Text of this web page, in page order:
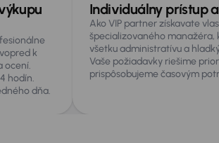
k
ocení.
hodín.
dňa.
Individuálny prístup
Ako VIP partner získavate
špecializovaného manažéra,
všetku administratívu a
Vaše požiadavky riešime
prispôsobujeme časovým